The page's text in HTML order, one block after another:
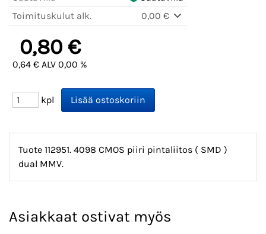
Toimituskulut alk.
0,00 €
0,80 €
0,64 € ALV 0,00 %
kpl
Tuote 112951. 4098 CMOS piiri pintaliitos ( SMD )
dual MMV.
Asiakkaat ostivat myös